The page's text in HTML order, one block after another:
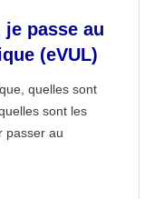
passe au
(eVUL)
quelles sont
sont les
passer au